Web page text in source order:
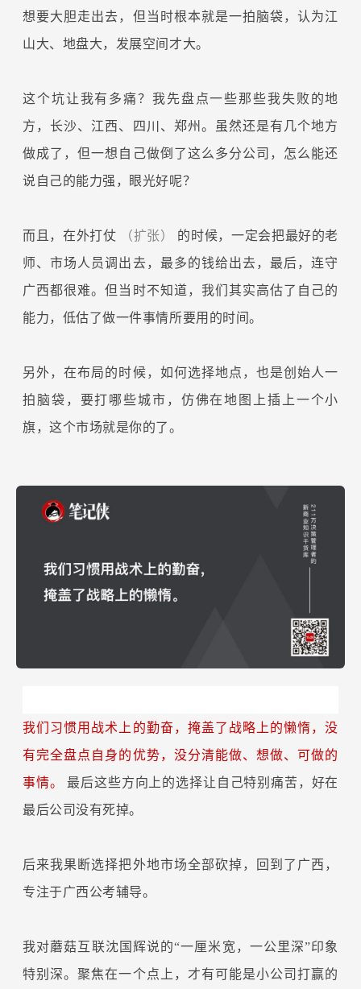
想要大胆走出去，但当时根本就是一拍脑袋，认为江
山大、地盘大，发展空间才大。
这个坑让我有多痛？我先盘点一些那些我失败的地
方，长沙、江西、四川、郑州。虽然还是有几个地方
做成了，但一想自己做倒了这么多分公司，怎么能还
说自己的能力强，眼光好呢？
而且，在外打仗 （扩张） 的时候，一定会把最好的老
师、市场人员调出去，最多的钱给出去，最后，连守
广西都很难。但当时不知道，我们其实高估了自己的
能力，低估了做一件事情所要用的时间。
另外，在布局的时候，如何选择地点，也是创始人一
拍脑袋，要打哪些城市，仿佛在地图上插上一个小
旗，这个市场就是你的了。
我们习惯用战术上的勤奋，掩盖了战略上的懒惰，没
有完全盘点自身的优势，没分清能做、想做、可做的
事情。最后这些方向上的选择让自己特别痛苦，好在
最后公司没有死掉。
后来我果断选择把外地市场全部砍掉，回到了广西，
专注于广西公考辅导。
我对蘑菇互联沈国辉说的“一厘米宽，一公里深”印象
特别深。聚焦在一个点上，才有可能是小公司打赢的